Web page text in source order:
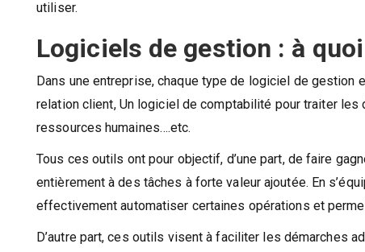
utiliser.
Logiciels de gestion : à
Dans une entreprise, chaque type de logiciel de gestion
relation client, Un logiciel de comptabilité pour traiter
ressources humaines….etc.
Tous ces outils ont pour objectif, d’une part, de faire
entièrement à des tâches à forte valeur ajoutée. En
effectivement automatiser certaines opérations et
D’autre part, ces outils visent à faciliter les démarches